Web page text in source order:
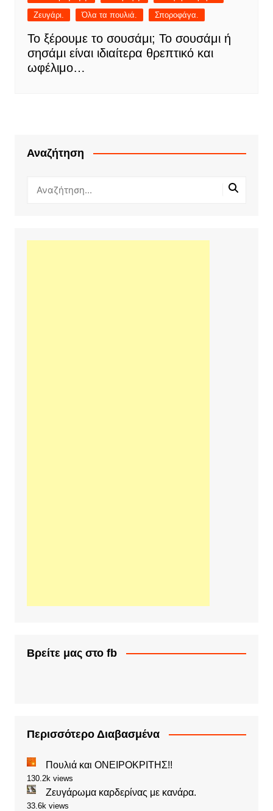
Ζευγάρι.
Όλα τα πουλιά. Σποροφάγα.
Το ξέρουμε το σουσάμι; Το σουσάμι ή
σησάμι είναι ιδιαίτερα θρεπτικό και
ωφέλιμο…
Αναζήτηση
Βρείτε μας στο fb
Περισσότερο Διαβασμένα
Πουλιά και ΟΝΕΙΡΟΚΡΙΤΗΣ!!
130.2k views
Ζευγάρωμα καρδερίνας με κανάρα.
33.6k views